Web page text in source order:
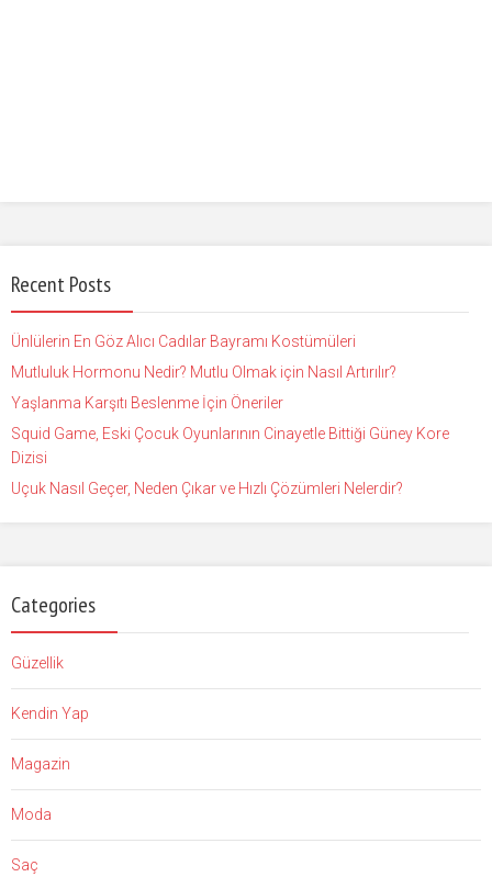
Recent Posts
Ünlülerin En Göz Alıcı Cadılar Bayramı Kostümüleri
Mutluluk Hormonu Nedir? Mutlu Olmak için Nasıl Artırılır?
Yaşlanma Karşıtı Beslenme İçin Öneriler
Squid Game, Eski Çocuk Oyunlarının Cinayetle Bittiği Güney Kore
Dizisi
Uçuk Nasıl Geçer, Neden Çıkar ve Hızlı Çözümleri Nelerdir?
Categories
Güzellik
Kendin Yap
Magazin
Moda
Saç